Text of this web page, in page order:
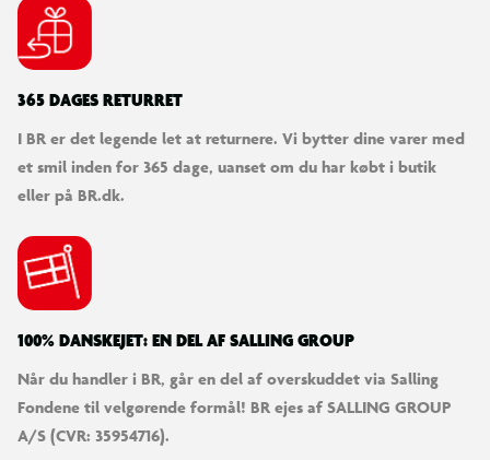
365 DAGES RETURRET
I BR er det legende let at returnere. Vi bytter dine varer med
et smil inden for 365 dage, uanset om du har købt i butik
eller på BR.dk.
100% DANSKEJET: EN DEL AF SALLING GROUP
Når du handler i BR, går en del af overskuddet via Salling
Fondene til velgørende formål! BR ejes af SALLING GROUP
A/S (CVR: 35954716).